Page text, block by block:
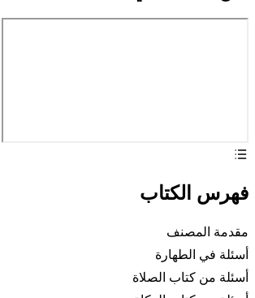
فهرس الكتاب
مقدمة المصنف
أسئلة في الطهارة
أسئلة من كتاب الصلاة